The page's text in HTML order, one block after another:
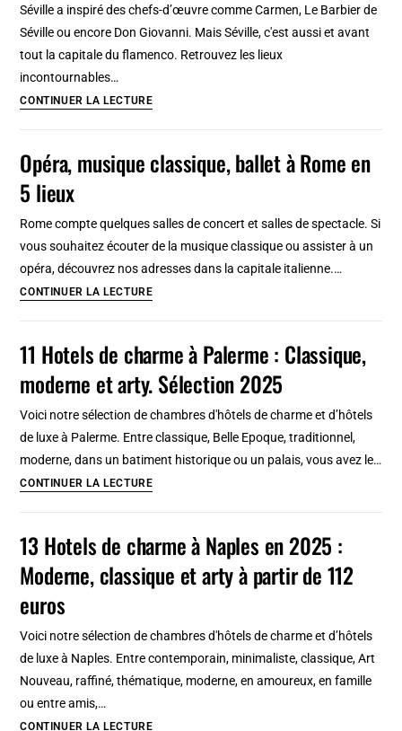
Séville a inspiré des chefs-d’œuvre comme Carmen, Le Barbier de
Séville ou encore Don Giovanni. Mais Séville, c'est aussi et avant
tout la capitale du flamenco. Retrouvez les lieux
incontournables…
CONTINUER LA LECTURE6
Séville
Opéra, musique classique, ballet à Rome en
5 lieux
Rome compte quelques salles de concert et salles de spectacle. Si
vous souhaitez écouter de la musique classique ou assister à un
opéra, découvrez nos adresses dans la capitale italienne.…
CONTINUER LA LECTUREOpéra,
ballet
à
11 Hotels de charme à Palerme : Classique,
moderne et arty. Sélection 2025
Voici notre sélection de chambres d'hôtels de charme et d’hôtels
de luxe à Palerme. Entre classique, Belle Epoque, traditionnel,
moderne, dans un batiment historique ou un palais, vous avez le…
CONTINUER LA LECTURE11
charme
à
Palerme
Classique,
moderne
et
Sélection
13 Hotels de charme à Naples en 2025 :
Moderne, classique et arty à partir de 112
euros
Voici notre sélection de chambres d'hôtels de charme et d’hôtels
de luxe à Naples. Entre contemporain, minimaliste, classique, Art
Nouveau, raffiné, thématique, moderne, en amoureux, en famille
ou entre amis,…
CONTINUER LA LECTURE13